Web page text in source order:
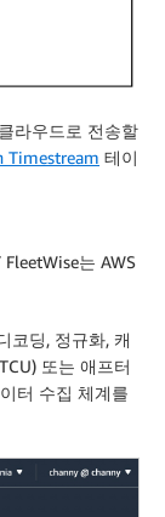
라우드로 전송할
Timestream 테이
는 AWS
코딩, 정규화, 캐
또는 애프터
터 수집 체계를